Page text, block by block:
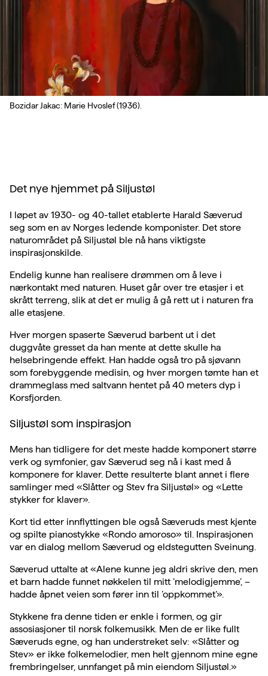
Bozidar Jakac: Marie Hvoslef (1936).
Det nye hjemmet på Siljustøl
I løpet av 1930- og 40-tallet etablerte Harald Sæverud
seg som en av Norges ledende komponister. Det store
naturområdet på Siljustøl ble nå hans viktigste
inspirasjonskilde.
Endelig kunne han realisere drømmen om å leve i
nærkontakt med naturen. Huset går over tre etasjer i et
skrått terreng, slik at det er mulig å gå rett ut i naturen fra
alle etasjene.
Hver morgen spaserte Sæverud barbent ut i det
duggvåte gresset da han mente at dette skulle ha
helsebringende effekt. Han hadde også tro på sjøvann
som forebyggende medisin, og hver morgen tømte han et
drammeglass med saltvann hentet på 40 meters dyp i
Korsfjorden.
Siljustøl som inspirasjon
Mens han tidligere for det meste hadde komponert større
verk og symfonier, gav Sæverud seg nå i kast med å
komponere for klaver. Dette resulterte blant annet i flere
samlinger med «Slåtter og Stev fra Siljustøl» og «Lette
stykker for klaver».
Kort tid etter innflyttingen ble også Sæveruds mest kjente
og spilte pianostykke «Rondo amoroso» til. Inspirasjonen
var en dialog mellom Sæverud og eldstegutten Sveinung.
Sæverud uttalte at «Alene kunne jeg aldri skrive den, men
et barn hadde funnet nøkkelen til mitt ’melodigjemme’, –
hadde åpnet veien som fører inn til ’oppkommet’».
Stykkene fra denne tiden er enkle i formen, og gir
assosiasjoner til norsk folkemusikk. Men de er like fullt
Sæveruds egne, og han understreket selv: «Slåtter og
Stev» er ikke folkemelodier, men helt gjennom mine egne
frembringelser, unnfanget på min eiendom Siljustøl.»